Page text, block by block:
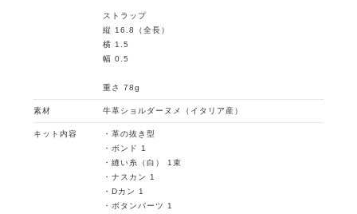
ストラップ
縦 16.8（全長）
横 1.5
幅 0.5
重さ 78g
素材 牛革ショルダーヌメ（イタリア産）
キット内容
・革の抜き型
・ボンド 1
・縫い糸（白） 1束
・ナスカン 1
・Dカン 1
・ボタンパーツ 1